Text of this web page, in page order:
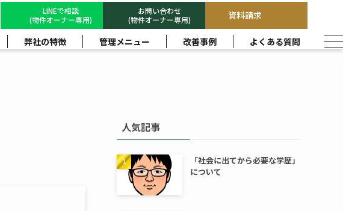
LINEで相談
(物件オーナー専用)
お問い合わせ
(物件オーナー専用)
資料請求
弊社の特徴 管理メニュー 改善事例 よくある質問
人気記事
「社会に出てから必要な学歴」
について